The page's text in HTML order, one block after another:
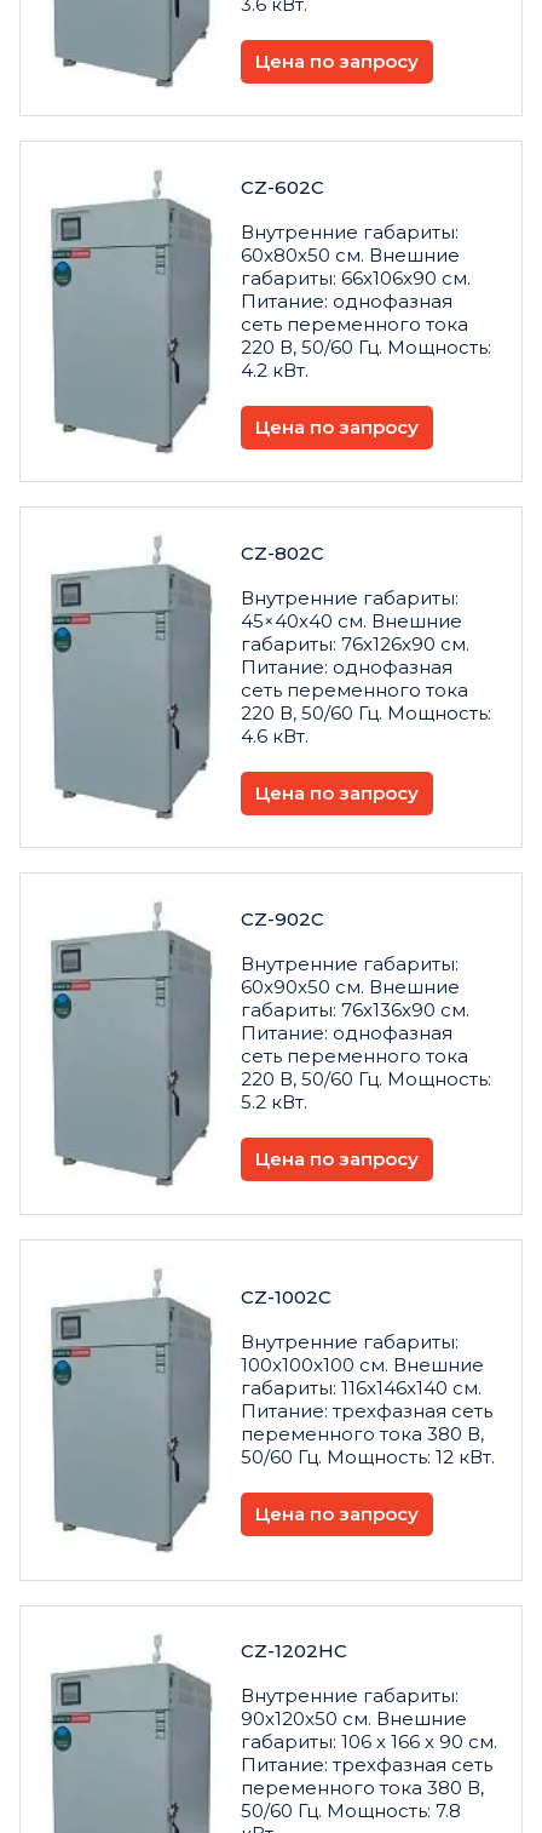
Цена по запросу
CZ-602C
Внутренние габариты:
60x80x50 см. Внешние
габариты: 66x106x90 см.
Питание: однофазная
сеть переменного тока
220 В, 50/60 Гц. Мощность:
4.2 кВт.
Цена по запросу
CZ-802C
Внутренние габариты:
45×40x40 см. Внешние
габариты: 76x126x90 см.
Питание: однофазная
сеть переменного тока
220 В, 50/60 Гц. Мощность:
4.6 кВт.
Цена по запросу
CZ-902C
Внутренние габариты:
60x90x50 см. Внешние
габариты: 76x136x90 см.
Питание: однофазная
сеть переменного тока
220 В, 50/60 Гц. Мощность:
5.2 кВт.
Цена по запросу
CZ-1002C
Внутренние габариты:
100x100x100 см. Внешние
габариты: 116x146x140 см.
Питание: трехфазная сеть
переменного тока 380 В,
50/60 Гц. Мощность: 12 кВт.
Цена по запросу
CZ-1202HC
Внутренние габариты:
90x120x50 см. Внешние
габариты: 106 x 166 x 90 см.
Питание: трехфазная сеть
переменного тока 380 В,
50/60 Гц. Мощность: 7.8